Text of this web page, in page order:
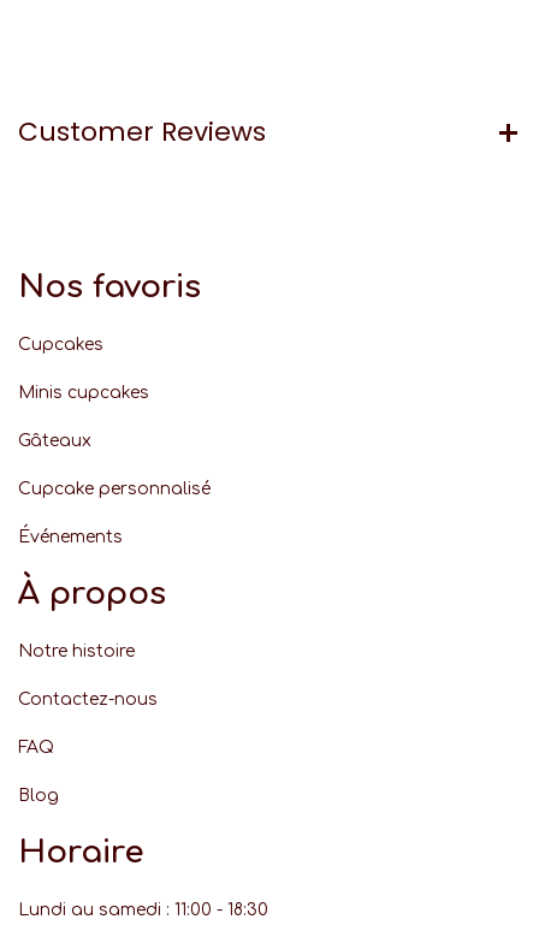
Customer Reviews
Nos favoris
Cupcakes
Minis cupcakes
Gâteaux
Cupcake personnalisé
Événements
À propos
Notre histoire
Contactez-nous
FAQ
Blog
Horaire
Lundi au samedi : 11:00 - 18:30